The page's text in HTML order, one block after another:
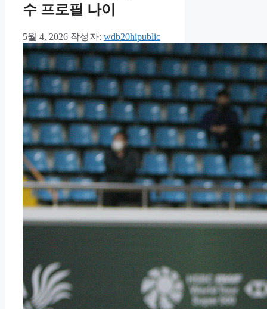
수 프로필 나이
5월 4, 2026 작성자: wdb20hipublic